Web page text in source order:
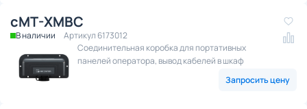
cMT-XMBC
В наличии
Артикул 6173012
Соединительная коробка для портативных
панелей оператора, вывод кабелей в шкаф
Запросить цену